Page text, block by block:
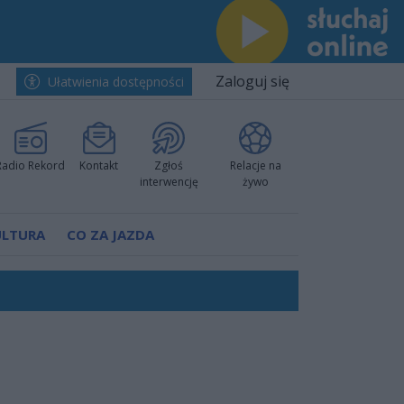
Ułatwienia dostępności Zaloguj się
Rekord Kontakt
Zgłoś
interwencję
Relacje na
żywo
CO ZA JAZDA